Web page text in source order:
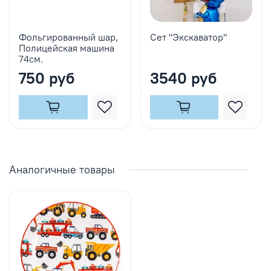
Фольгированный шар,
Полицейская машина
74см.
750 руб
Сет "Экскаватор"
3540 руб
Аналогичные товары